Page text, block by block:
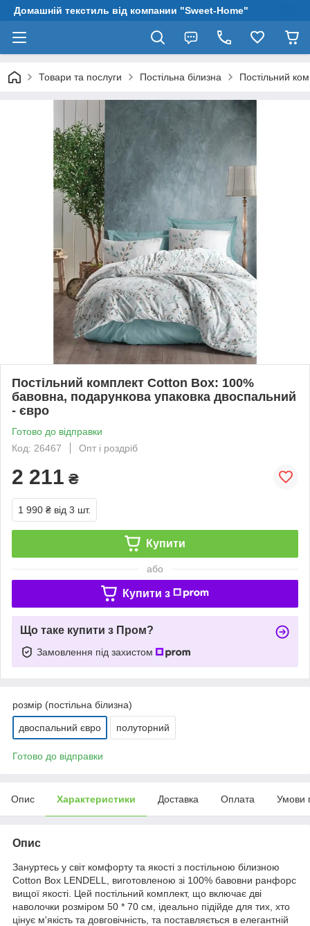
Домашній текстиль від компании "Sweet-Home"
Товари та послуги Постільна білизна Постільний
Постільний комплект Cotton Box: 100%
бавовна, подарункова упаковка двоспальний
- євро
Готово до відправки
Код: 26467
Опт і роздріб
2 211 ₴
1 990 ₴ від 3 шт.
Купити
або
Купити з
Що таке купити з Пром?
Замовлення під захистом
розмір (постільна білизна)
двоспальний євро полуторний
Готово до відправки
Опис Характеристики Доставка Оплата Умови
Опис
Зануртесь у світ комфорту та якості з постільною білизною
Cotton Box LENDELL, виготовленою зі 100% бавовни ранфорс
вищої якості. Цей постільний комплект, що включає дві
наволочки розміром 50 * 70 см, ідеально підійде для тих, хто
цінує м'якість та довговічність, та поставляється в елегантній